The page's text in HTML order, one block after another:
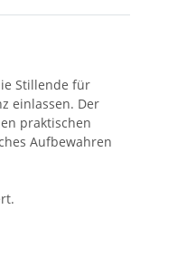
Stillende für
einlassen. Der
praktischen
Aufbewahren